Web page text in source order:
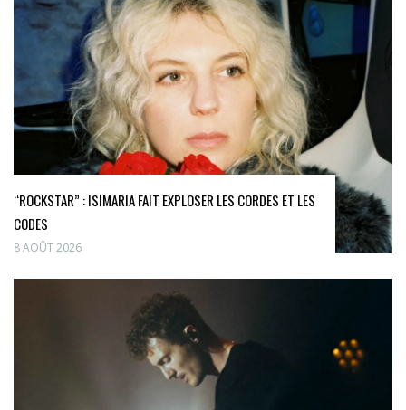
“ROCKSTAR” : ISIMARIA FAIT EXPLOSER LES CORDES ET LES
CODES
8 AOÛT 2026